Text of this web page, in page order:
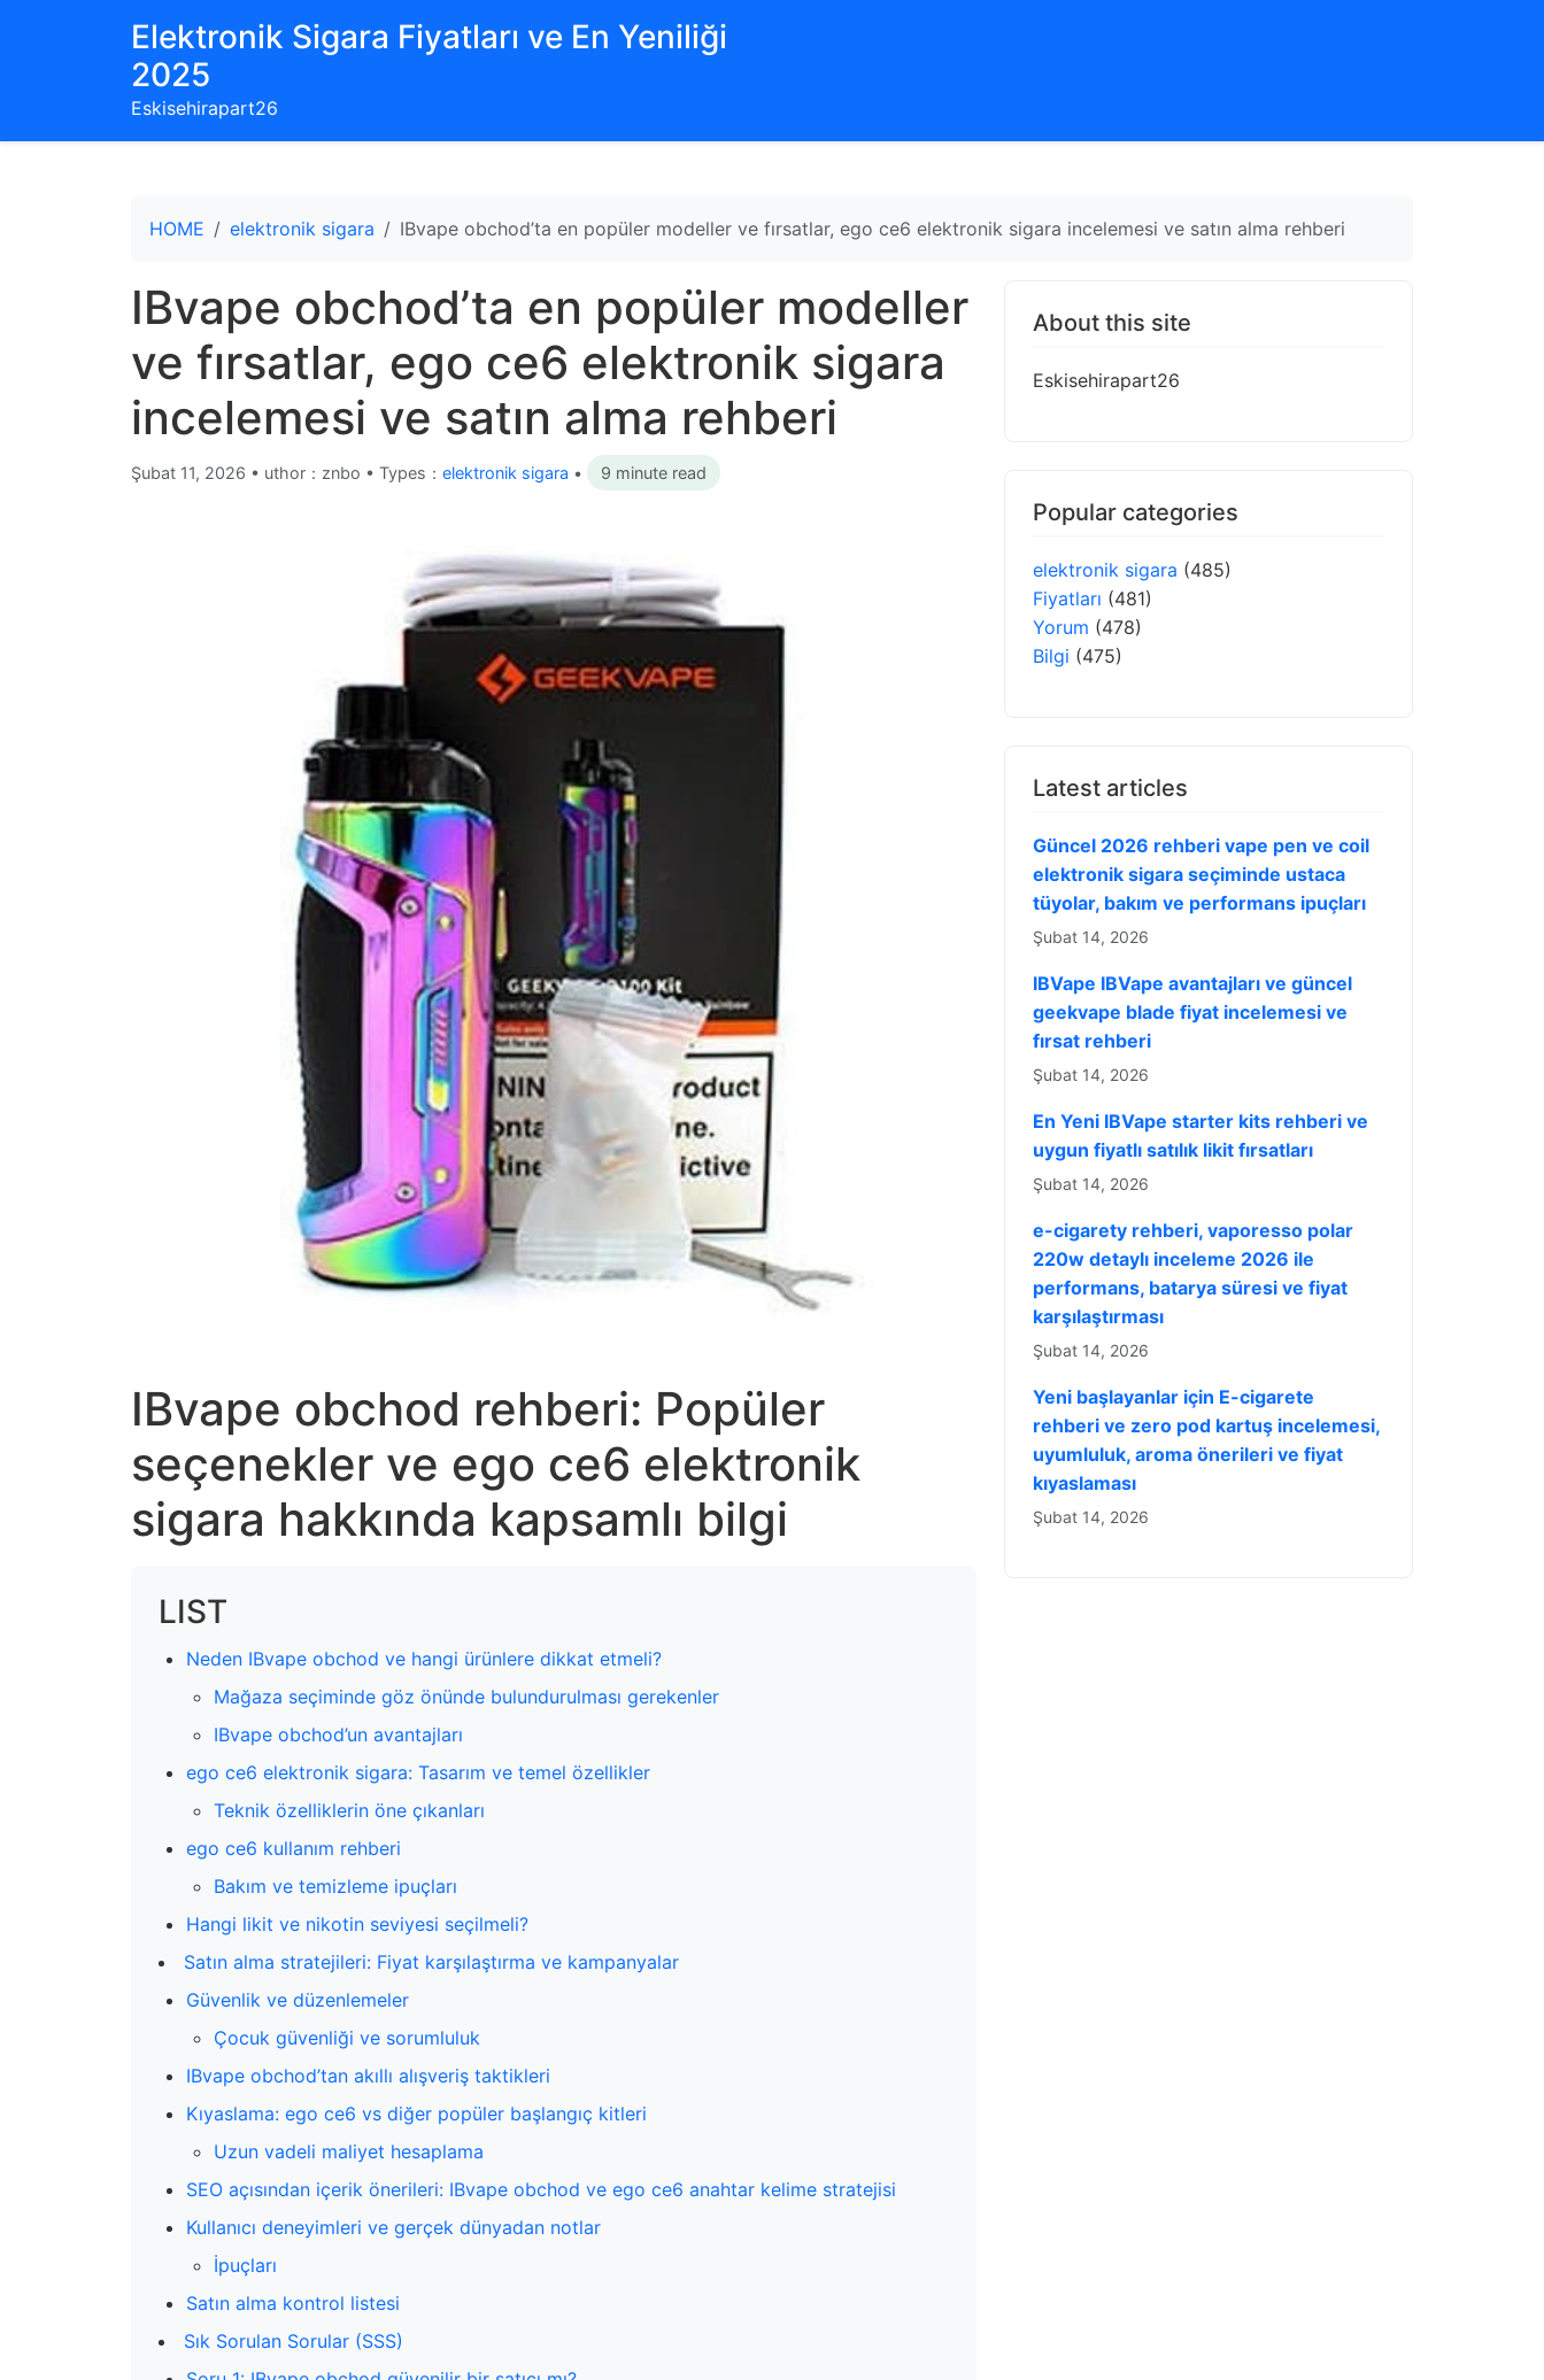
Elektronik Sigara Fiyatları ve En Yeniliği
2025
Eskisehirapart26
HOME elektronik sigara IBvape obchod’ta en popüler modeller ve fırsatlar, ego ce6 elektronik sigara incelemesi ve satın alma rehberi
IBvape obchod’ta en popüler modeller
ve fırsatlar, ego ce6 elektronik sigara
incelemesi ve satın alma rehberi
Şubat 11, 2026 • uthor：znbo • Types： elektronik sigara • 9 minute read
IBvape obchod rehberi: Popüler
seçenekler ve ego ce6 elektronik
sigara hakkında kapsamlı bilgi
LIST
Neden IBvape obchod ve hangi ürünlere dikkat etmeli?
Mağaza seçiminde göz önünde bulundurulması gerekenler
IBvape obchod’un avantajları
ego ce6 elektronik sigara: Tasarım ve temel özellikler
Teknik özelliklerin öne çıkanları
ego ce6 kullanım rehberi
Bakım ve temizleme ipuçları
Hangi likit ve nikotin seviyesi seçilmeli?
Satın alma stratejileri: Fiyat karşılaştırma ve kampanyalar
Güvenlik ve düzenlemeler
Çocuk güvenliği ve sorumluluk
IBvape obchod’tan akıllı alışveriş taktikleri
Kıyaslama: ego ce6 vs diğer popüler başlangıç kitleri
Uzun vadeli maliyet hesaplama
SEO açısından içerik önerileri: IBvape obchod ve ego ce6 anahtar kelime stratejisi
Kullanıcı deneyimleri ve gerçek dünyadan notlar
İpuçları
Satın alma kontrol listesi
Sık Sorulan Sorular (SSS)
About this site
Eskisehirapart26
Popular categories
elektronik sigara (485)
Fiyatları (481)
Yorum (478)
Bilgi (475)
Latest articles
Güncel 2026 rehberi vape pen ve coil
elektronik sigara seçiminde ustaca
tüyolar, bakım ve performans ipuçları
Şubat 14, 2026
IBVape IBVape avantajları ve güncel
geekvape blade fiyat incelemesi ve
fırsat rehberi
Şubat 14, 2026
En Yeni IBVape starter kits rehberi ve
uygun fiyatlı satılık likit fırsatları
Şubat 14, 2026
e-cigarety rehberi, vaporesso polar
220w detaylı inceleme 2026 ile
performans, batarya süresi ve fiyat
karşılaştırması
Şubat 14, 2026
Yeni başlayanlar için E-cigarete
rehberi ve zero pod kartuş incelemesi,
uyumluluk, aroma önerileri ve fiyat
kıyaslaması
Şubat 14, 2026